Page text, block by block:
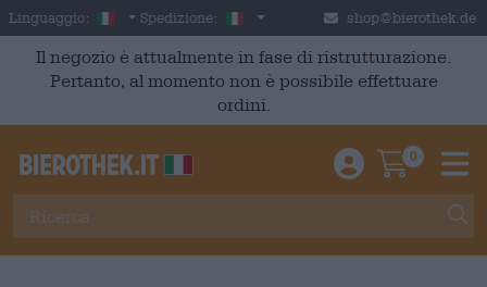
Skip to main content
Linguaggio: Italian
Spedizione: Italia shop@bierothek.de
Il negozio è attualmente in fase di ristrutturazione.
Pertanto, al momento non è possibile effettuare
ordini.
Einloggen /
0